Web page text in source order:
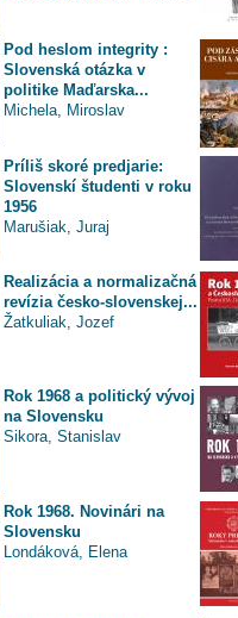
Pod heslom integrity :
Slovenská otázka v
politike Maďarska...
Michela, Miroslav
Príliš skoré predjarie:
Slovenskí študenti v roku
1956
Marušiak, Juraj
Realizácia a normalizačná
revízia česko-slovenskej...
Žatkuliak, Jozef
Rok 1968 a politický vývoj
na Slovensku
Sikora, Stanislav
Rok 1968. Novinári na
Slovensku
Londáková, Elena